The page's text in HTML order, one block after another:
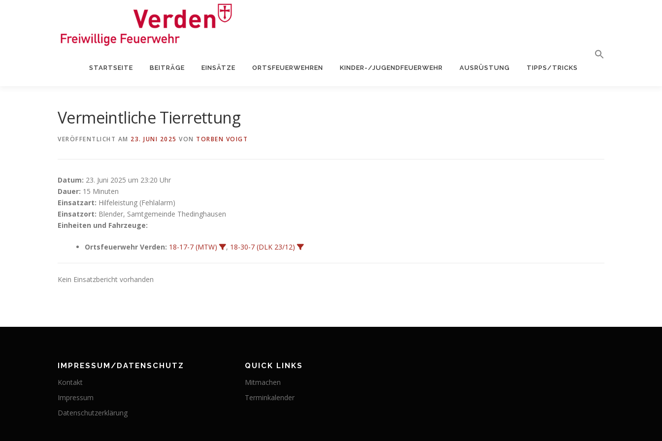
STARTSEITE BEITRÄGE EINSÄTZE ORTSFEUERWEHREN KINDER-/JUGENDFEUERWEHR AUSRÜSTUNG TIPPS/TRICKS
Vermeintliche Tierrettung
VERÖFFENTLICHT AM 23. JUNI 2025 VON TORBEN VOIGT
Datum: 23. Juni 2025 um 23:20 Uhr
Dauer: 15 Minuten
Einsatzart: Hilfeleistung (Fehlalarm)
Einsatzort: Blender, Samtgemeinde Thedinghausen
Einheiten und Fahrzeuge:
Ortsfeuerwehr Verden: 18-17-7 (MTW) , 18-30-7 (DLK 23/12)
Kein Einsatzbericht vorhanden
IMPRESSUM/DATENSCHUTZ
Kontakt
Impressum
Datenschutzerklärung
QUICK LINKS
Mitmachen
Terminkalender